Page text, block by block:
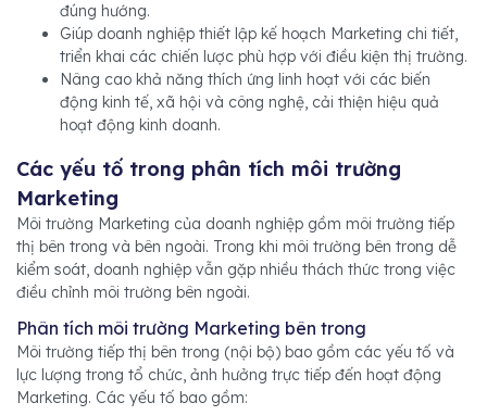
đúng hướng.
Giúp doanh nghiệp thiết lập kế hoạch Marketing chi tiết,
triển khai các chiến lược phù hợp với điều kiện thị trường.
Nâng cao khả năng thích ứng linh hoạt với các biến
động kinh tế, xã hội và công nghệ, cải thiện hiệu quả
hoạt động kinh doanh.
Các yếu tố trong phân tích môi trường
Marketing
Môi trường Marketing của doanh nghiệp gồm môi trường tiếp
thị bên trong và bên ngoài. Trong khi môi trường bên trong dễ
kiểm soát, doanh nghiệp vẫn gặp nhiều thách thức trong việc
điều chỉnh môi trường bên ngoài.
Phân tích môi trường Marketing bên trong
Môi trường tiếp thị bên trong (nội bộ) bao gồm các yếu tố và
lực lượng trong tổ chức, ảnh hưởng trực tiếp đến hoạt động
Marketing. Các yếu tố bao gồm: